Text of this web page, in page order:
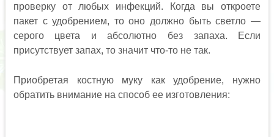
проверку от любых инфекций. Когда вы откроете
пакет с удобрением, то оно должно быть светло —
серого цвета и абсолютно без запаха. Если
присутствует запах, то значит что-то не так.
Приобретая костную муку как удобрение, нужно
обратить внимание на способ ее изготовления: